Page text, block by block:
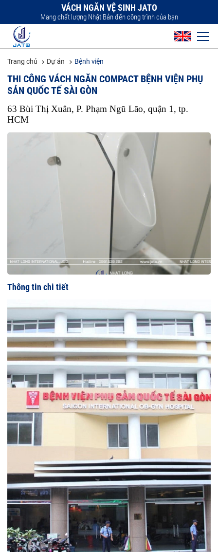
VÁCH NGĂN VỆ SINH JATO
Mang chất lượng Nhật Bản đến công trình của bạn
Trang chủ Dự án Bệnh viện
THI CÔNG VÁCH NGĂN COMPACT BỆNH VIỆN PHỤ
SẢN QUỐC TẾ SÀI GÒN
63 Bùi Thị Xuân, P. Phạm Ngũ Lão, quận 1, tp.
HCM
Thông tin chi tiết